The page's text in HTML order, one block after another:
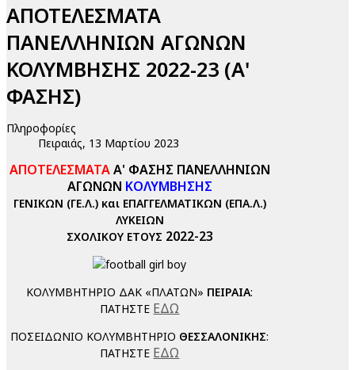
ΑΠΟΤΕΛΕΣΜΑΤΑ
ΠΑΝΕΛΛΗΝΙΩΝ ΑΓΩΝΩΝ
ΚΟΛΥΜΒΗΣΗΣ 2022-23 (Α'
ΦΑΣΗΣ)
Πληροφορίες
Πειραιάς, 13 Μαρτίου 2023
ΑΠΟΤΕΛΕΣΜΑΤΑΑ' ΦΑΣΗΣ ΠΑΝΕΛΛΗΝΙΩΝ
ΑΓΩΝΩΝ ΚΟΛΥΜΒΗΣΗΣ
ΓΕΝΙΚΩΝ (ΓΕ.Λ.) και ΕΠΑΓΓΕΛΜΑΤΙΚΩΝ (ΕΠΑ.Λ.)
ΛΥΚΕΙΩΝ
ΣΧΟΛΙΚΟΥ ΕΤΟΥΣ 2022-23
ΚΟΛΥΜΒΗΤΗΡΙΟ ΔΑΚ «ΠΛΑΤΩΝ» ΠΕΙΡΑΙΑ:
ΠΑΤΗΣΤΕ ΕΔΩ
ΠΟΣΕΙΔΩΝΙΟ ΚΟΛΥΜΒΗΤΗΡΙΟ ΘΕΣΣΑΛΟΝΙΚΗΣ:
ΠΑΤΗΣΤΕ ΕΔΩ